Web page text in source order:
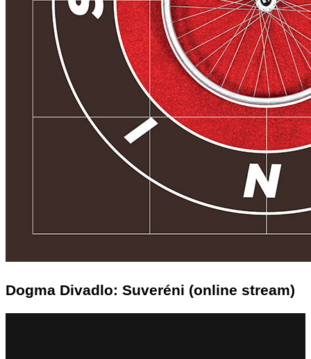
Dogma Divadlo: Suveréni (online stream)